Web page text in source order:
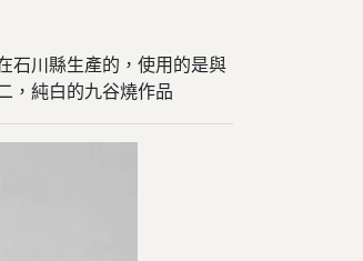
石川縣生產的，使用的是與
，純白的九谷燒作品